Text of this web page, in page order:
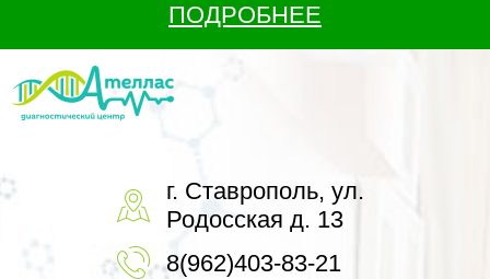
ПОДРОБНЕЕ
г. Ставрополь, ул.
Родосская д. 13
8(962)403-83-21